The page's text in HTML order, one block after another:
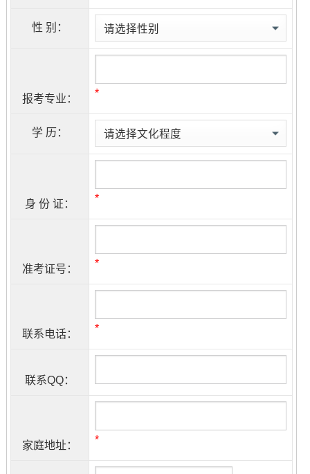
性 别：
报考专业： *
学 历：
身 份 证： *
准考证号： *
联系电话： *
联系QQ：
家庭地址： *